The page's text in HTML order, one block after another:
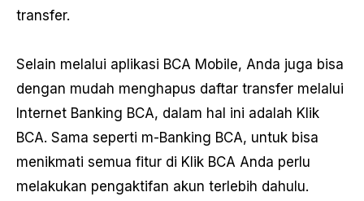
transfer.
Selain melalui aplikasi BCA Mobile, Anda juga bisa
dengan mudah menghapus daftar transfer melalui
Internet Banking BCA, dalam hal ini adalah Klik
BCA. Sama seperti m-Banking BCA, untuk bisa
menikmati semua fitur di Klik BCA Anda perlu
melakukan pengaktifan akun terlebih dahulu.